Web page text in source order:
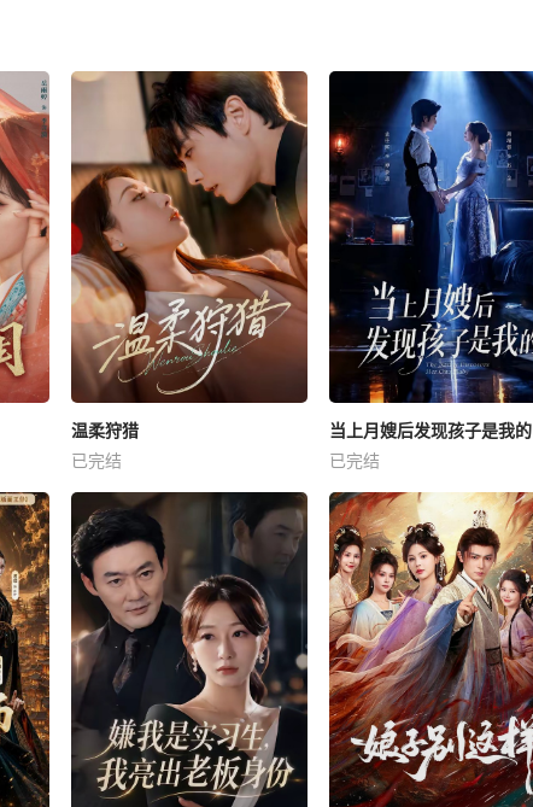
温柔狩猎
已完结
当上月嫂后发现孩子是我的
已完结